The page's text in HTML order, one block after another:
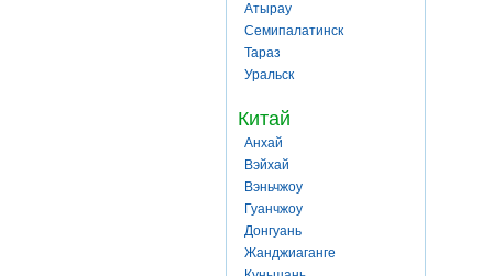
Атырау
Семипалатинск
Тараз
Уральск
Китай
Анхай
Вэйхай
Вэньчжоу
Гуанчжоу
Донгуань
Жанджиаганге